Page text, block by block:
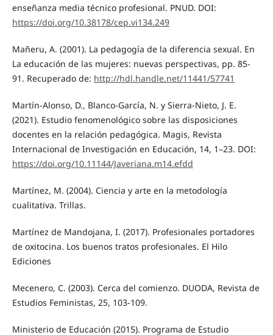
enseñanza media técnico profesional. PNUD. DOI:
https://doi.org/10.38178/cep.vi134.249
Mañeru, A. (2001). La pedagogía de la diferencia sexual. En
La educación de las mujeres: nuevas perspectivas, pp. 85-
91. Recuperado de: http://hdl.handle.net/11441/57741
Martín-Alonso, D., Blanco-García, N. y Sierra-Nieto, J. E.
(2021). Estudio fenomenológico sobre las disposiciones
docentes en la relación pedagógica. Magis, Revista
Internacional de Investigación en Educación, 14, 1–23. DOI:
https://doi.org/10.11144/Javeriana.m14.efdd
Martínez, M. (2004). Ciencia y arte en la metodología
cualitativa. Trillas.
Martínez de Mandojana, I. (2017). Profesionales portadores
de oxitocina. Los buenos tratos profesionales. El Hilo
Ediciones
Mecenero, C. (2003). Cerca del comienzo. DUODA, Revista de
Estudios Feministas, 25, 103-109.
Ministerio de Educación (2015). Programa de Estudio